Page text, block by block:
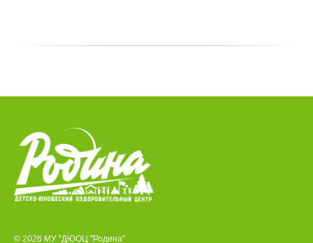
© 2026 МУ "ДЮОЦ "Родина"